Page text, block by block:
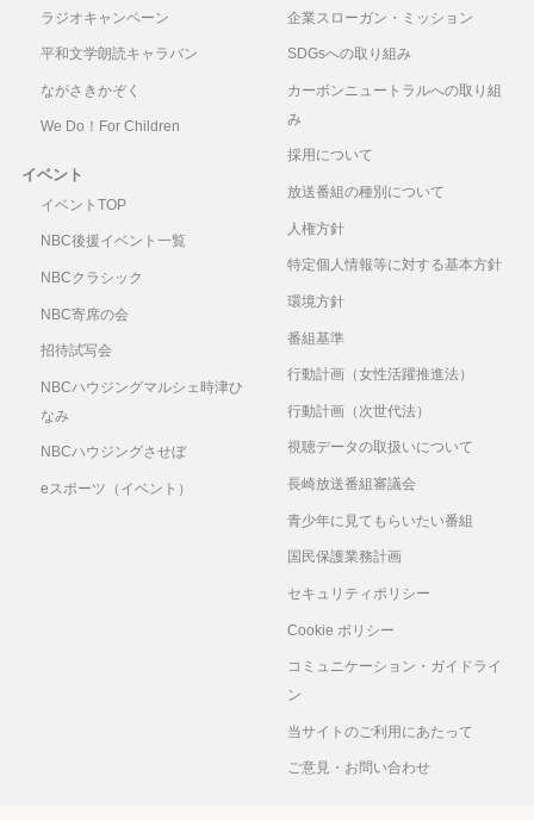
ラジオキャンペーン
平和文学朗読キャラバン
ながさきかぞく
We Do！For Children
イベント
イベントTOP
NBC後援イベント一覧
NBCクラシック
NBC寄席の会
招待試写会
NBCハウジングマルシェ時津ひ
なみ
NBCハウジングさせぼ
eスポーツ（イベント）
企業スローガン・ミッション
SDGsへの取り組み
カーボンニュートラルへの取り組
み
採用について
放送番組の種別について
人権方針
特定個人情報等に対する基本方針
環境方針
番組基準
行動計画（女性活躍推進法）
行動計画（次世代法）
視聴データの取扱いについて
長崎放送番組審議会
青少年に見てもらいたい番組
国民保護業務計画
セキュリティポリシー
Cookie ポリシー
コミュニケーション・ガイドライ
ン
当サイトのご利用にあたって
ご意見・お問い合わせ